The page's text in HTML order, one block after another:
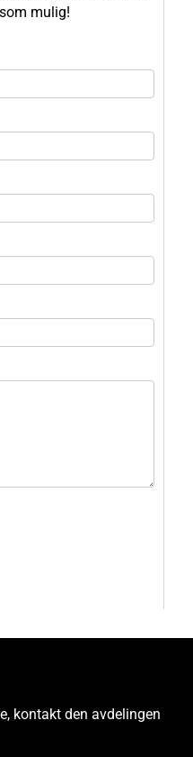
mulig!
kontakt den avdelingen